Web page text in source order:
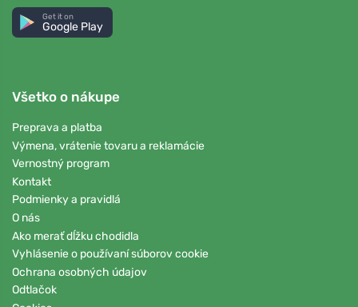
Get it on
Google Play
Všetko o nákupe
Preprava a platba
Výmena, vrátenie tovaru a reklamácie
Vernostný program
Kontakt
Podmienky a pravidlá
O nás
Ako merať dĺžku chodidla
Vyhlásenie o používaní súborov cookie
Ochrana osobných údajov
Odtlačok